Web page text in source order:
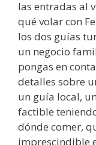
las entradas al
qué volar con
los dos guías
un negocio
pongas en
detalles sobre
un guía local,
factible
dónde comer,
imprescindible